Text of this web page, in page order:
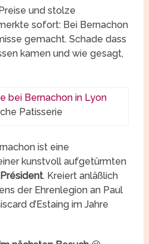
und stolze
sofort: Bei Bernachon
gemacht. Schade dass
kamen und wie gesagt,
Patisserie
ist eine
kunstvoll aufgetürmten
. Kreiert anläßlich
der Ehrenlegion an Paul
d’Estaing im Jahre